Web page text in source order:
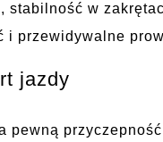
stabilność w
i przewidywalne
jazdy